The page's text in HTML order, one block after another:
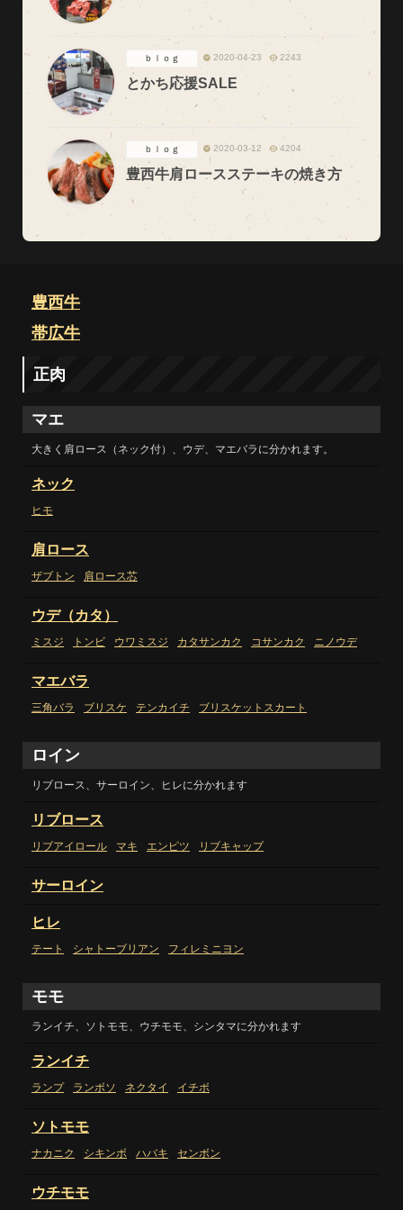
豊西牛
帯広牛
正肉
マエ
大きく肩ロース（ネック付）、ウデ、マエバラに分かれます。
ネック
ヒモ
肩ロース
ザブトン 肩ロース芯
ウデ（カタ）
ミスジ トンビ ウワミスジ カタサンカク コサンカク ニノウデ
マエバラ
三角バラ ブリスケ テンカイチ ブリスケットスカート
ロイン
リブロース、サーロイン、ヒレに分かれます
リブロース
リブアイロール マキ エンピツ リブキャップ
サーロイン
ヒレ
テート シャトーブリアン フィレミニヨン
モモ
ランイチ、ソトモモ、ウチモモ、シンタマに分かれます
ランイチ
ランプ ランボソ ネクタイ イチボ
ソトモモ
ナカニク シキンボ ハバキ センボン
ウチモモ
2020-04-23 2243
とかち応援SALE
ｂｌｏｇ
2020-03-12 4204
豊西牛肩ロースステーキの焼き方
ｂｌｏｇ